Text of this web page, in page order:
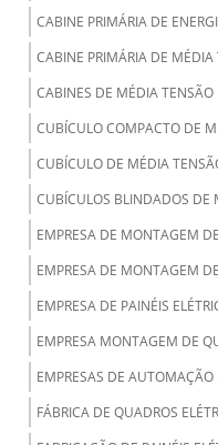
CABINE PRIMÁRIA DE
CABINE PRIMÁRIA DE MÉDIA
CABINES DE MÉDIA TENSÃO
CUBÍCULO COMPACTO DE
CUBÍCULO DE MÉDIA
CUBÍCULOS BLINDADOS DE
EMPRESA DE MONTAGEM
EMPRESA DE MONTAGEM
EMPRESA DE PAINÉIS
EMPRESA MONTAGEM DE
EMPRESAS DE AUTOMAÇÃO
FÁBRICA DE QUADROS